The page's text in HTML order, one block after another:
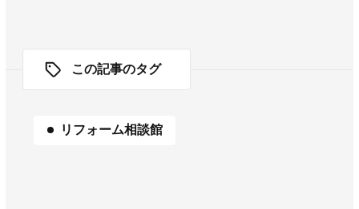
この記事のタグ
リフォーム相談館